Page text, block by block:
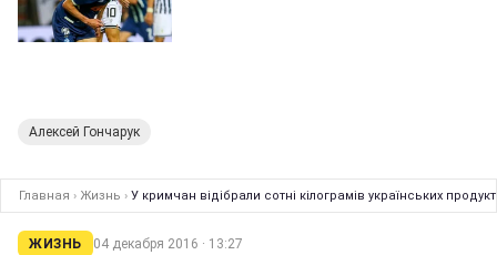
Алексей Гончарук
Главная › Жизнь › У кримчан відібрали сотні кілограмів українських
ЖИЗНЬ 04 декабря 2016 · 13:27